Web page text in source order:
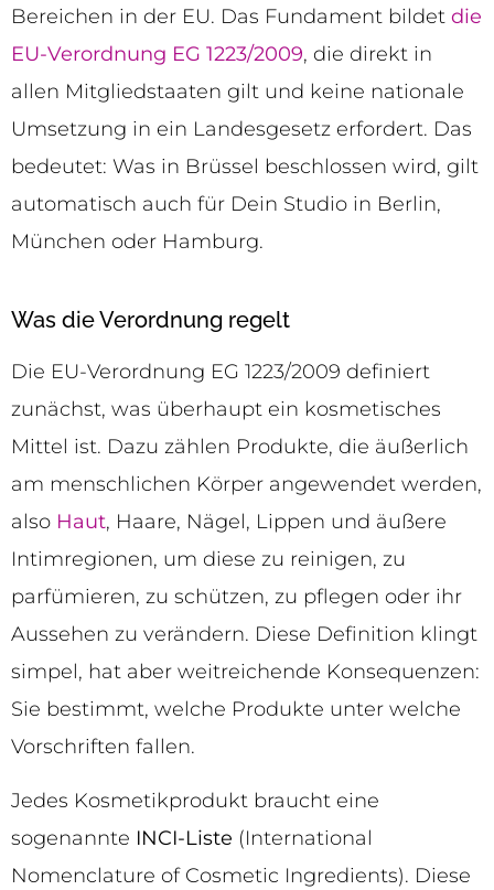
Bereichen in der EU. Das Fundament bildet die
EU-Verordnung EG 1223/2009, die direkt in
allen Mitgliedstaaten gilt und keine nationale
Umsetzung in ein Landesgesetz erfordert. Das
bedeutet: Was in Brüssel beschlossen wird, gilt
automatisch auch für Dein Studio in Berlin,
München oder Hamburg.
Was die Verordnung regelt
Die EU-Verordnung EG 1223/2009 definiert
zunächst, was überhaupt ein kosmetisches
Mittel ist. Dazu zählen Produkte, die äußerlich
am menschlichen Körper angewendet werden,
also Haut, Haare, Nägel, Lippen und äußere
Intimregionen, um diese zu reinigen, zu
parfümieren, zu schützen, zu pflegen oder ihr
Aussehen zu verändern. Diese Definition klingt
simpel, hat aber weitreichende Konsequenzen:
Sie bestimmt, welche Produkte unter welche
Vorschriften fallen.
Jedes Kosmetikprodukt braucht eine
sogenannte INCI-Liste (International
Nomenclature of Cosmetic Ingredients). Diese